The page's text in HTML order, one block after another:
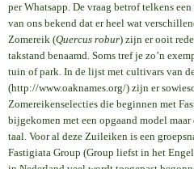
per Whatsapp. De vraag betrof telkens
van ons bekend dat er heel wat
Zomereik (Quercus robur) zijn er ooit
takstand benaamd. Soms tref je zo’n
tuin of park. In de lijst met cultivars van
(http://www.oaknames.org/) zijn er
Zomereikenselecties die beginnen met
bijgekomen met een opgaand model maar
taal. Voor al deze Zuileiken is een
Fastigiata Group (Group liefst in het